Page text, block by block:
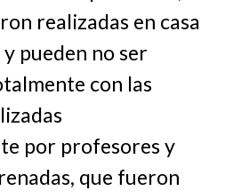
realizadas en casa
pueden no ser
con las
por profesores y
que fueron